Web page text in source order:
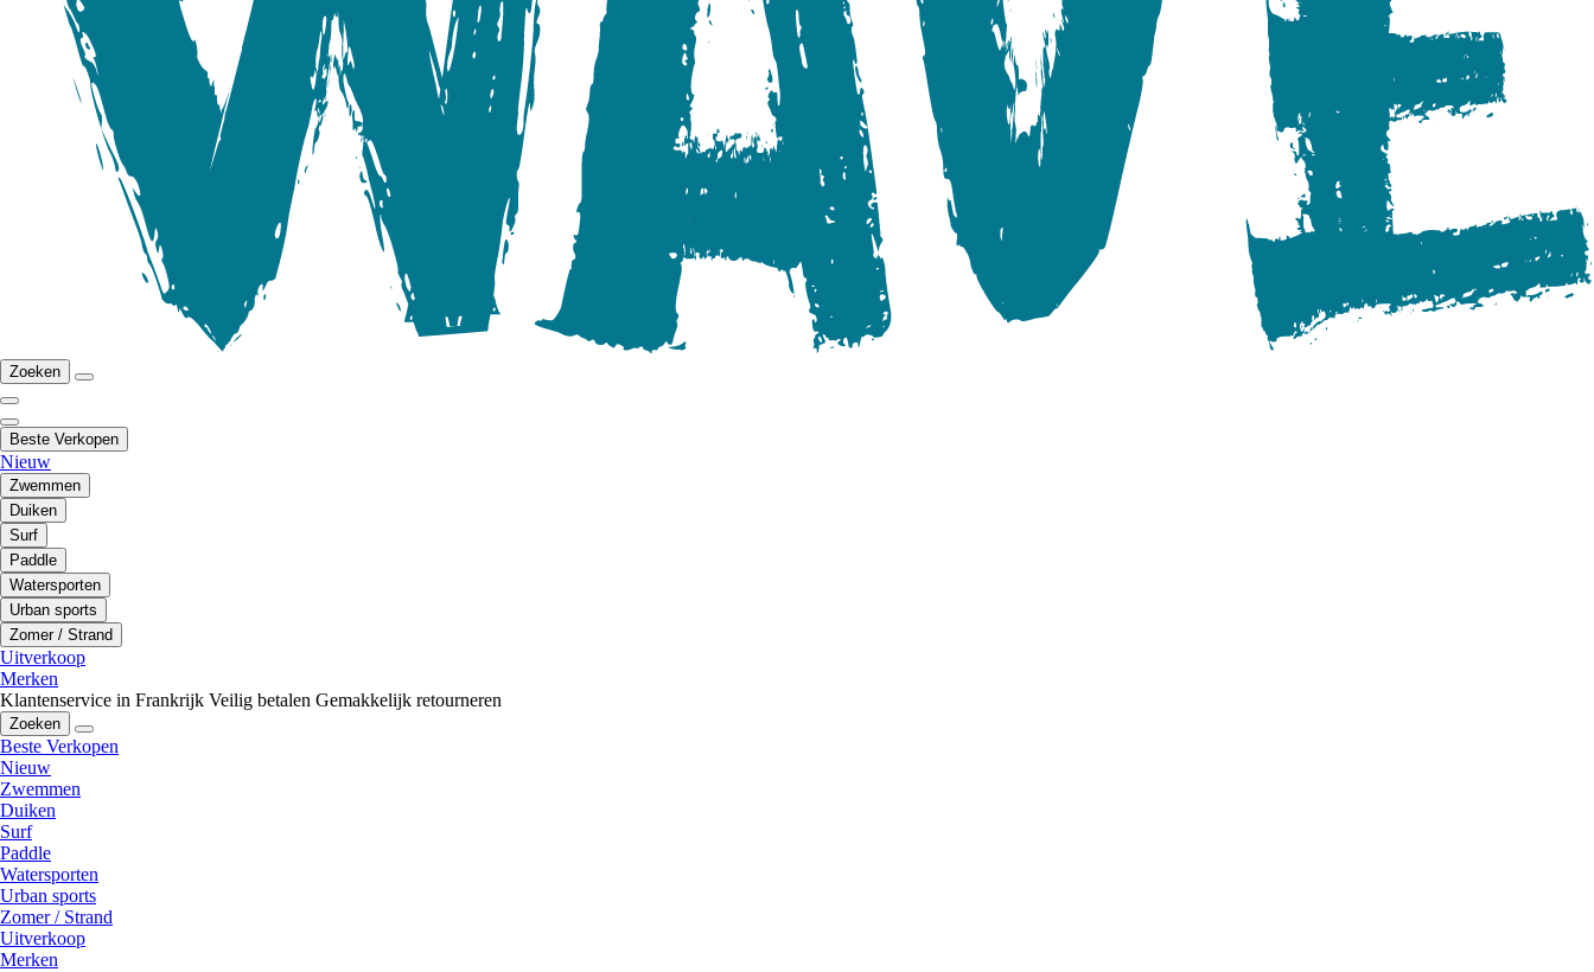
Zoeken
Beste Verkopen
Nieuw
Zwemmen
Duiken
Surf
Paddle
Watersporten
Urban sports
Zomer / Strand
Uitverkoop
Merken
Klantenservice in Frankrijk Veilig betalen Gemakkelijk retourneren
Zoeken
Beste Verkopen
Nieuw
Zwemmen
Duiken
Surf
Paddle
Watersporten
Urban sports
Zomer / Strand
Uitverkoop
Merken